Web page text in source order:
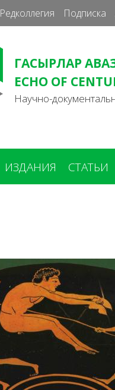
Редколлегия Подписка
ГАСЫРЛАР
ECHO OF
Научно-
ИЗДАНИЯ СТАТЬИ